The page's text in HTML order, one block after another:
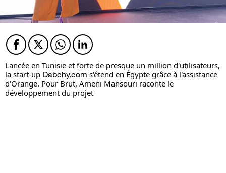
Facebook
TwitterTwitterTwitter
Lancée en Tunisie et forte de presque un million d'utilisateurs,
la start-up Dabchy.com s'étend en Égypte grâce à l'assistance
d'Orange. Pour Brut, Ameni Mansouri raconte le
développement du projet